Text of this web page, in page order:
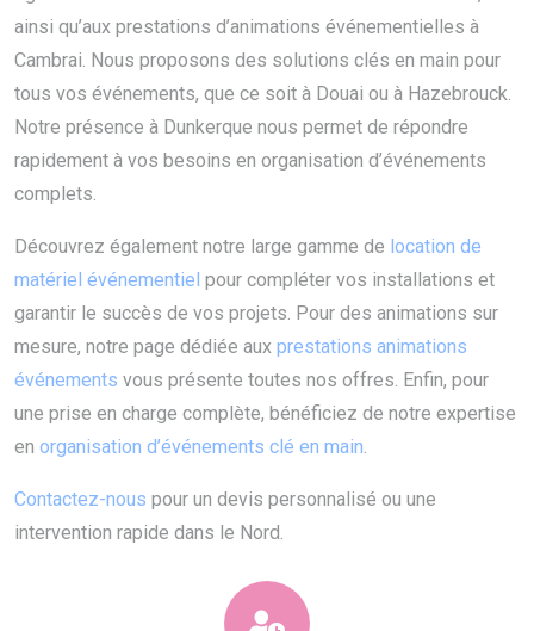
ainsi qu’aux prestations d’animations événementielles à
Cambrai. Nous proposons des solutions clés en main pour
tous vos événements, que ce soit à Douai ou à Hazebrouck.
Notre présence à Dunkerque nous permet de répondre
rapidement à vos besoins en organisation d’événements
complets.
Découvrez également notre large gamme de location de
matériel événementiel pour compléter vos installations et
garantir le succès de vos projets. Pour des animations sur
mesure, notre page dédiée aux prestations animations
événements vous présente toutes nos offres. Enfin, pour
une prise en charge complète, bénéficiez de notre expertise
en organisation d’événements clé en main.
Contactez-nous pour un devis personnalisé ou une
intervention rapide dans le Nord.